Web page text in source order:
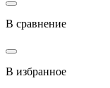
В сравнение
В избранное